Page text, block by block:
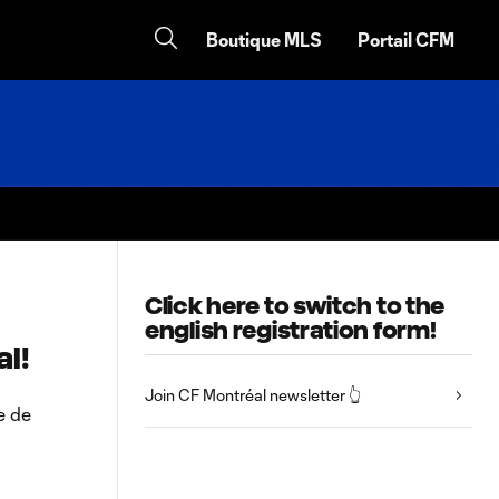
Boutique MLS Portail CFM
de
Click here to switch to the
english registration form!
Join CF Montréal newsletter 👆